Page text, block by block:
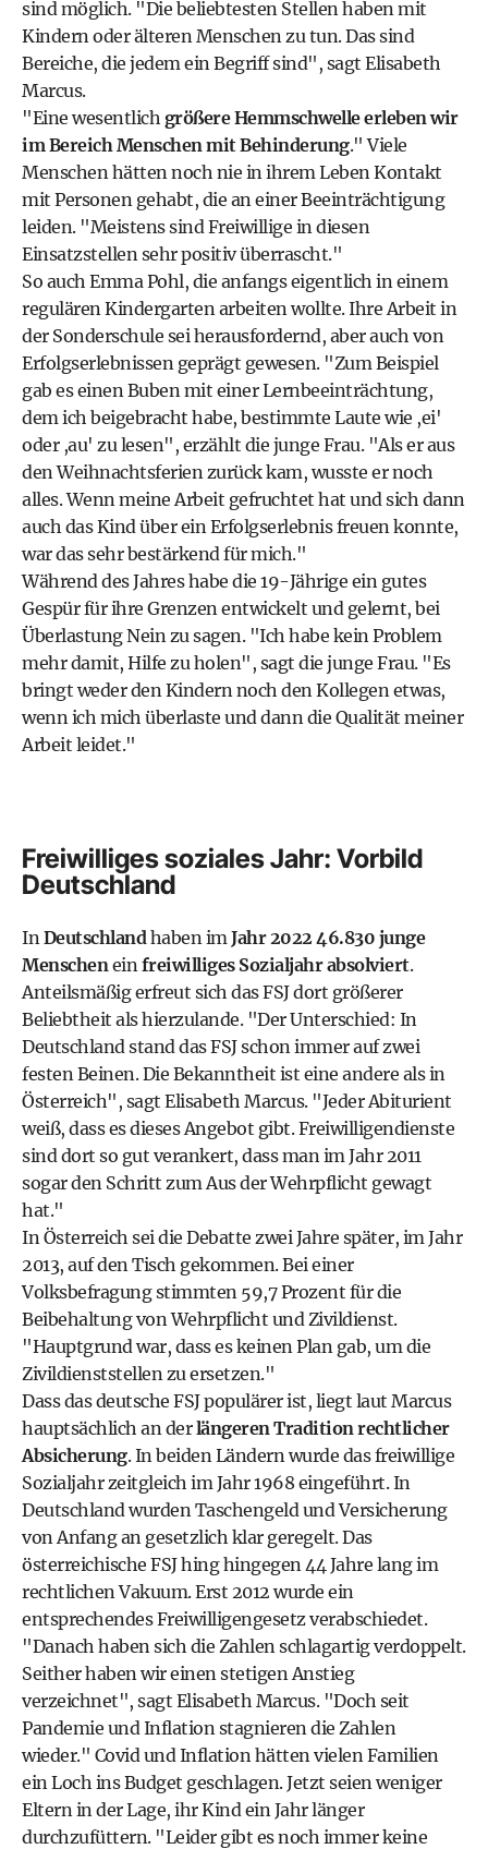
sind möglich. "Die beliebtesten Stellen haben mit
Kindern oder älteren Menschen zu tun. Das sind
Bereiche, die jedem ein Begriff sind", sagt Elisabeth
Marcus.
"Eine wesentlich größere Hemmschwelle erleben wir
im Bereich Menschen mit Behinderung." Viele
Menschen hätten noch nie in ihrem Leben Kontakt
mit Personen gehabt, die an einer Beeinträchtigung
leiden. "Meistens sind Freiwillige in diesen
Einsatzstellen sehr positiv überrascht."
So auch Emma Pohl, die anfangs eigentlich in einem
regulären Kindergarten arbeiten wollte. Ihre Arbeit in
der Sonderschule sei herausfordernd, aber auch von
Erfolgserlebnissen geprägt gewesen. "Zum Beispiel
gab es einen Buben mit einer Lernbeeinträchtung,
dem ich beigebracht habe, bestimmte Laute wie ,ei'
oder ,au' zu lesen", erzählt die junge Frau. "Als er aus
den Weihnachtsferien zurück kam, wusste er noch
alles. Wenn meine Arbeit gefruchtet hat und sich dann
auch das Kind über ein Erfolgserlebnis freuen konnte,
war das sehr bestärkend für mich."
Während des Jahres habe die 19-Jährige ein gutes
Gespür für ihre Grenzen entwickelt und gelernt, bei
Überlastung Nein zu sagen. "Ich habe kein Problem
mehr damit, Hilfe zu holen", sagt die junge Frau. "Es
bringt weder den Kindern noch den Kollegen etwas,
wenn ich mich überlaste und dann die Qualität meiner
Arbeit leidet."
Freiwilliges soziales Jahr: Vorbild
Deutschland
InDeutschlandhaben imJahr 2022 46.830 junge
Menscheneinfreiwilliges Sozialjahr absolviert.
Anteilsmäßig erfreut sich das FSJ dort größerer
Beliebtheit als hierzulande. "Der Unterschied: In
Deutschland stand das FSJ schon immer auf zwei
festen Beinen. Die Bekanntheit ist eine andere als in
Österreich", sagt Elisabeth Marcus. "Jeder Abiturient
weiß, dass es dieses Angebot gibt. Freiwilligendienste
sind dort so gut verankert, dass man im Jahr 2011
sogar den Schritt zum Aus der Wehrpflicht gewagt
hat."
In Österreich sei die Debatte zwei Jahre später, im Jahr
2013, auf den Tisch gekommen. Bei einer
Volksbefragung stimmten 59,7 Prozent für die
Beibehaltung von Wehrpflicht und Zivildienst.
"Hauptgrund war, dass es keinen Plan gab, um die
Zivildienststellen zu ersetzen."
Dass das deutsche FSJ populärer ist, liegt laut Marcus
hauptsächlich an derlängeren Tradition rechtlicher
Absicherung. In beiden Ländern wurde das freiwillige
Sozialjahr zeitgleich im Jahr 1968 eingeführt. In
Deutschland wurden Taschengeld und Versicherung
von Anfang an gesetzlich klar geregelt. Das
österreichische FSJ hing hingegen 44 Jahre lang im
rechtlichen Vakuum. Erst 2012 wurde ein
entsprechendes Freiwilligengesetz verabschiedet.
"Danach haben sich die Zahlen schlagartig verdoppelt.
Seither haben wir einen stetigen Anstieg
verzeichnet", sagt Elisabeth Marcus. "Doch seit
Pandemie und Inflation stagnieren die Zahlen
wieder." Covid und Inflation hätten vielen Familien
ein Loch ins Budget geschlagen. Jetzt seien weniger
Eltern in der Lage, ihr Kind ein Jahr länger
durchzufüttern. "Leider gibt es noch immer keine